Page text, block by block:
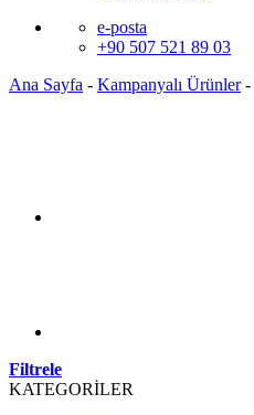
e-posta
+90 507 521 89 03
Ana Sayfa - Kampanyalı Ürünler-
Filtrele
KATEGORİLER